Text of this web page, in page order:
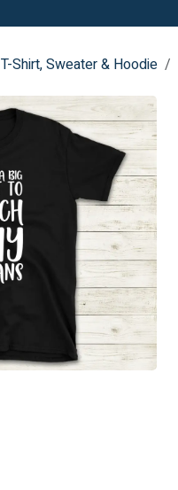
T-Shirt, Sweater & Hoodie